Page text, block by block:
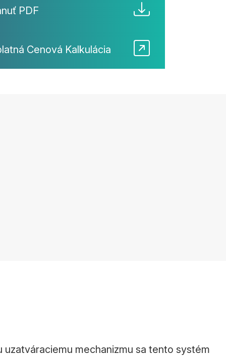
PDF
Cenová Kalkulácia
mechanizmu sa tento systém